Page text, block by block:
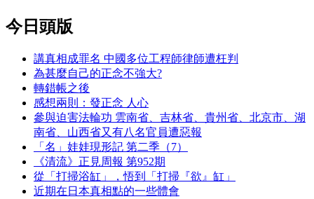
今日頭版
講真相成罪名 中國多位工程師律師遭枉判
為甚麼自己的正念不強大?
轉錯帳之後
感想兩則：發正念 人心
參與迫害法輪功 雲南省、吉林省、貴州省、北京市、湖
南省、山西省又有八名官員遭惡報
「名」娃娃現形記 第二季（7）
《清流》正見周報 第952期
從「打掃浴缸」，悟到「打掃『欲』缸」
近期在日本真相點的一些體會